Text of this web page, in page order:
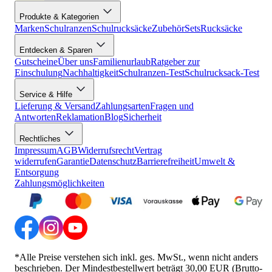
Produkte & Kategorien
MarkenSchulranzenSchulrucksäckeZubehörSetsRucksäcke
Entdecken & Sparen
GutscheineÜber unsFamilienurlaubRatgeber zur
EinschulungNachhaltigkeitSchulranzen-TestSchulrucksack-Test
Service & Hilfe
Lieferung & VersandZahlungsartenFragen und
AntwortenReklamationBlogSicherheit
Rechtliches
ImpressumAGBWiderrufsrechtVertrag
widerrufenGarantieDatenschutzBarrierefreiheitUmwelt &
Entsorgung
Zahlungsmöglichkeiten
*Alle Preise verstehen sich inkl. ges. MwSt., wenn nicht anders
beschrieben. Der Mindestbestellwert beträgt 30,00 EUR (Brutto-